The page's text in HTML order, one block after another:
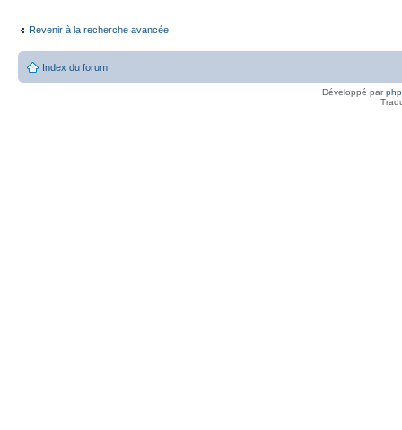
Revenir à la recherche avancée
Index du forum
Développé par